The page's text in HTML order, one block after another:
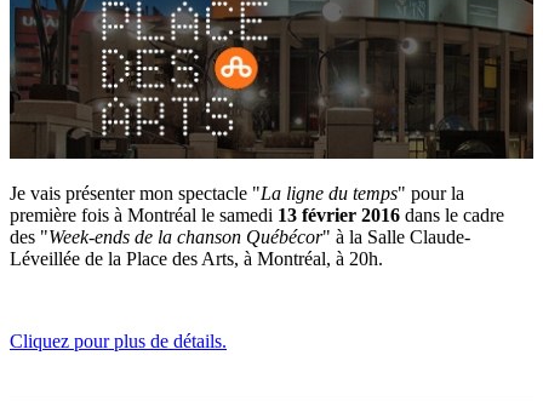
Je vais présenter mon spectacle "La ligne du temps" pour la
première fois à Montréal le samedi 13 février 2016 dans le cadre
des "Week-ends de la chanson Québécor" à la Salle Claude-
Léveillée de la Place des Arts, à Montréal, à 20h.
Cliquez pour plus de détails.